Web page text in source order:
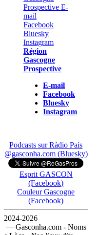
Région
Gascogne
Prospective
E-mail
Facebook
Bluesky
Instagram
Podcasts sur Ràdio País
@gasconha.com (Bluesky)
Esprit GASCON
(Facebook)
Couleur Gascogne
(Facebook)
2024-2026
— Gasconha.com - Noms